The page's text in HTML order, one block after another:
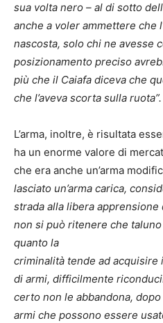
sua volta nero – al di sotto
anche a voler ammettere che
nascosta, solo chi ne avesse
posizionamento preciso
più che il Caiafa diceva che
che l’aveva scorta sulla ruota”.
L’arma, inoltre, è risultata
ha un enorme valore di
che era anche un’arma
lasciato un’arma carica,
strada alla libera
non si può ritenere che
quanto la
criminalità tende ad
di armi, difficilmente
certo non le abbandona,
armi che possono essere